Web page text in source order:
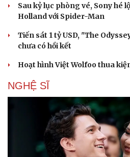
Sau kỷ lục phòng vé, Sony hé
Holland với Spider-Man
Tiến sát 1 tỷ USD, "The
chưa có hồi kết
Hoạt hình Việt Wolfoo thua
NGHỆ SĨ